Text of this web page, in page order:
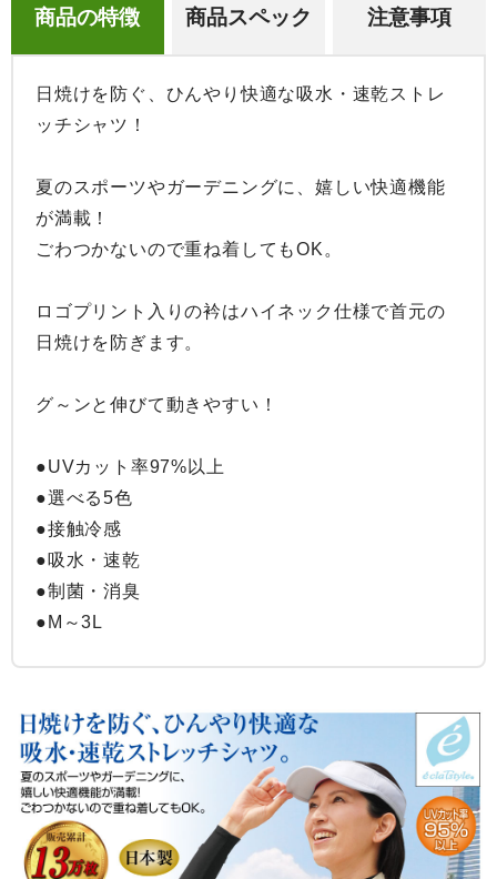
商品の特徴 商品スペック 注意事項
日焼けを防ぐ、ひんやり快適な吸水・速乾ストレ
ッチシャツ！
夏のスポーツやガーデニングに、嬉しい快適機能
が満載！
ごわつかないので重ね着してもOK。
ロゴプリント入りの衿はハイネック仕様で首元の
日焼けを防ぎます。
グ～ンと伸びて動きやすい！
●UVカット率97%以上
●選べる5色
●接触冷感
●吸水・速乾
●制菌・消臭
●M～3L